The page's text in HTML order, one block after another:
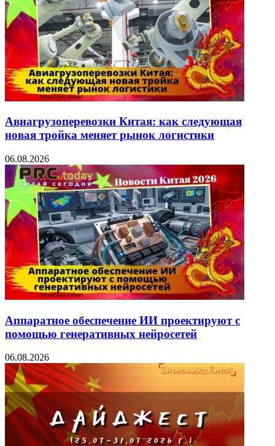
Авиагрузоперевозки Китая: как следующая
новая тройка меняет рынок логистики
06.08.2026
Аппаратное обеспечение ИИ проектируют с
помощью генеративных нейросетей
06.08.2026